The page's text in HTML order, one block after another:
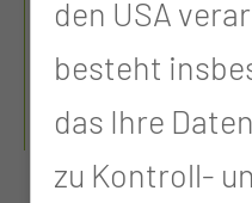
CHIRURGIE
den USA
besteht
das Ihre
zu Kontroll-